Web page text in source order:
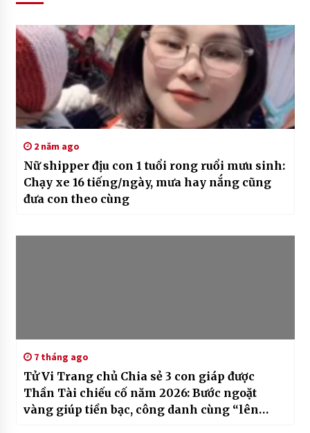
2 năm ago
Nữ shipper địu con 1 tuổi rong ruổi mưu sinh:
Chạy xe 16 tiếng/ngày, mưa hay nắng cũng
đưa con theo cùng
7 tháng ago
Tử Vi Trang chủ Chia sẻ 3 con giáp được
Thần Tài chiếu cố năm 2026: Bước ngoặt
vàng giúp tiền bạc, công danh cùng “lên